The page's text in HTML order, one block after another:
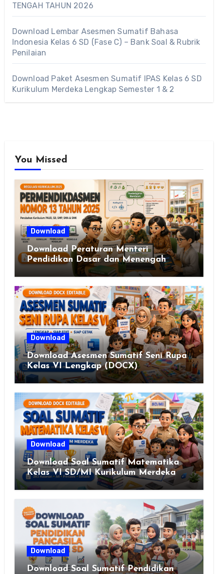
TENGAH TAHUN 2026
Download Lembar Asesmen Sumatif Bahasa
Indonesia Kelas 6 SD (Fase C) – Bank Soal & Rubrik
Penilaian
Download Paket Asesmen Sumatif IPAS Kelas 6 SD
Kurikulum Merdeka Lengkap Semester 1 & 2
You Missed
Download
Download Peraturan Menteri
Pendidikan Dasar dan Menengah
Republik Indonesia Nomor 13 Tahun
2025
Download
Download Asesmen Sumatif Seni Rupa
Kelas VI Lengkap (DOCX)
Download
Download Soal Sumatif Matematika
Kelas VI SD/MI Kurikulum Merdeka
Download
Download Soal Sumatif Pendidikan